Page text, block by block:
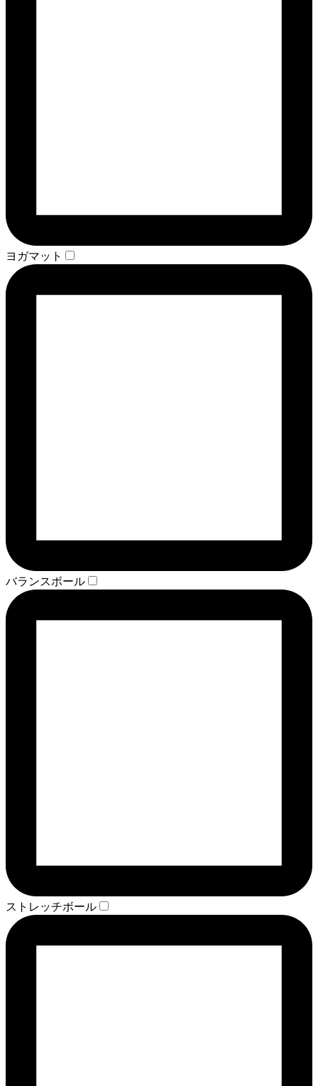
ヨガマット
バランスボール
ストレッチボール